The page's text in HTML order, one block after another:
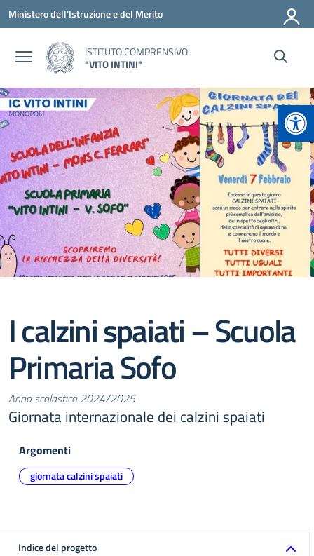
Vai ai contenuti
Vai al menu di navigazione
Vai al footer
Ministero dell'Istruzione e del Merito
ISTITUTO COMPRENSIVO
"VITO INTINI"
I calzini spaiati – Scuola
Primaria Sofo
Anno scolastico 2024/2025
Giornata internazionale dei calzini spaiati
Argomenti
giornata calzini spaiati
Indice del progetto